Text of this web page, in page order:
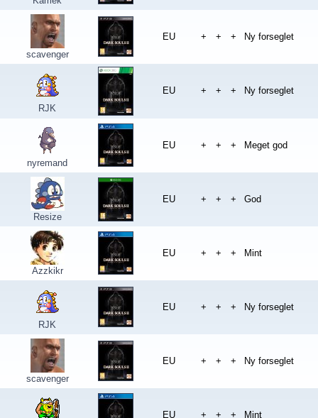
scavenger
EU + + + Ny forseglet
RJK
EU + + + Ny forseglet
nyremand
EU + + + Meget god
Resize
EU + + + God
Azzkikr
EU + + + Mint
RJK
EU + + + Ny forseglet
scavenger
EU + + + Ny forseglet
EU + + + Mint